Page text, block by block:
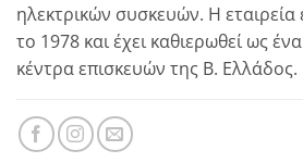
ηλεκτρικών συσκευών. Η εταιρεία
το 1978 και έχει καθιερωθεί ως
κέντρα επισκευών της Β. Ελλάδος.